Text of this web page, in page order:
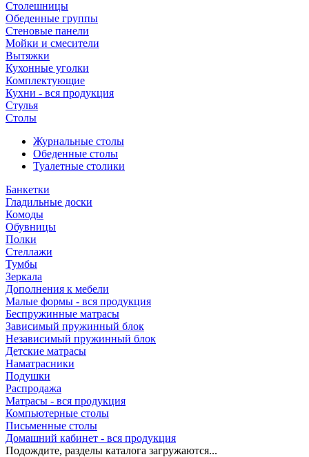
Столешницы
Обеденные группы
Стеновые панели
Мойки и смесители
Вытяжки
Кухонные уголки
Комплектующие
Кухни - вся продукция
Стулья
Столы
Журнальные столы
Обеденные столы
Туалетные столики
Банкетки
Гладильные доски
Комоды
Обувницы
Полки
Стеллажи
Тумбы
Зеркала
Дополнения к мебели
Малые формы - вся продукция
Беспружинные матрасы
Зависимый пружинный блок
Независимый пружинный блок
Детские матрасы
Наматрасники
Подушки
Распродажа
Матрасы - вся продукция
Компьютерные столы
Письменные столы
Домашний кабинет - вся продукция
Подождите, разделы каталога загружаются...